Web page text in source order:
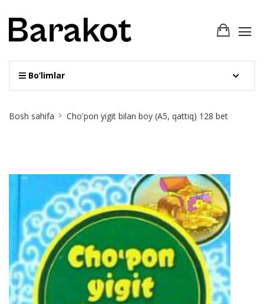
Bo‘limlar
Breadcrumb
Bosh sahifa Cho'pon yigit bilan boy (А5, qattiq) 128 bet